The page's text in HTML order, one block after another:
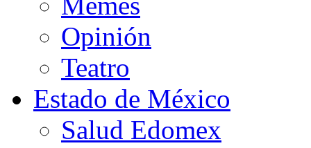
Opinión
Teatro
Estado de México
Salud Edomex